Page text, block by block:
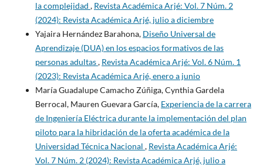
la complejidad , Revista Académica Arjé: Vol. 7 Núm. 2
(2024): Revista Académica Arjé, julio a diciembre
Yajaira Hernández Barahona, Diseño Universal de
Aprendizaje (DUA) en los espacios formativos de las
personas adultas, Revista Académica Arjé: Vol. 6 Núm. 1
(2023): Revista Académica Arjé, enero a junio
María Guadalupe Camacho Zúñiga, Cynthia Gardela
Berrocal, Mauren Guevara García, Experiencia de la carrera
de Ingeniería Eléctrica durante la implementación del plan
piloto para la hibridación de la oferta académica de la
Universidad Técnica Nacional , Revista Académica Arjé:
Vol. 7 Núm. 2 (2024): Revista Académica Arjé, julio a